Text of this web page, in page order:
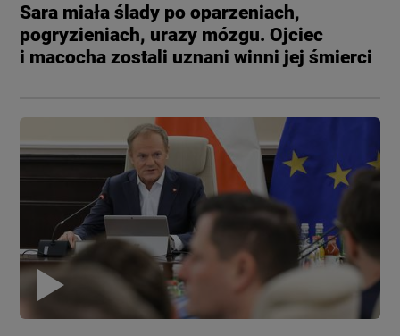
Sara miała ślady po oparzeniach,
pogryzieniach, urazy mózgu. Ojciec
i macocha zostali uznani winni jej śmierci